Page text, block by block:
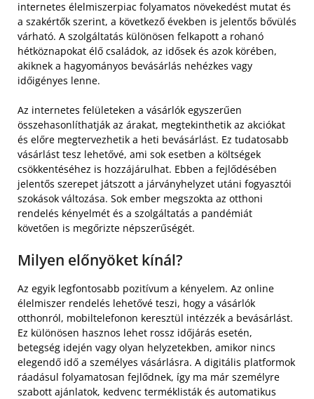
internetes élelmiszerpiac folyamatos növekedést mutat és
a szakértők szerint, a következő években is jelentős bővülés
várható. A szolgáltatás különösen felkapott a rohanó
hétköznapokat élő családok, az idősek és azok körében,
akiknek a hagyományos bevásárlás nehézkes vagy
időigényes lenne.
Az internetes felületeken a vásárlók egyszerűen
összehasonlíthatják az árakat, megtekinthetik az akciókat
és előre megtervezhetik a heti bevásárlást. Ez tudatosabb
vásárlást tesz lehetővé, ami sok esetben a költségek
csökkentéséhez is hozzájárulhat. Ebben a fejlődésében
jelentős szerepet játszott a járványhelyzet utáni fogyasztói
szokások változása. Sok ember megszokta az otthoni
rendelés kényelmét és a szolgáltatás a pandémiát
követően is megőrizte népszerűségét.
Milyen előnyöket kínál?
Az egyik legfontosabb pozitívum a kényelem. Az online
élelmiszer rendelés lehetővé teszi, hogy a vásárlók
otthonról, mobiltelefonon keresztül intézzék a bevásárlást.
Ez különösen hasznos lehet rossz időjárás esetén,
betegség idején vagy olyan helyzetekben, amikor nincs
elegendő idő a személyes vásárlásra. A digitális platformok
ráadásul folyamatosan fejlődnek, így ma már személyre
szabott ajánlatok, kedvenc terméklisták és automatikus